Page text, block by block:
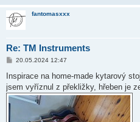
fantomasxxx
Re: TM Instruments
P
í
p
ě
20.05.2024 12:47
Inspirace na home-made kytarový
jsem vyříznul z překližky, hřeben je